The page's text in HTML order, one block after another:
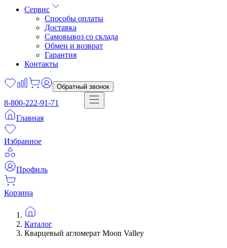
Сервис
Способы оплаты
Доставка
Самовывоз со склада
Обмен и возврат
Гарантия
Контакты
Обратный звонок
8-800-222-91-71
Главная
Избранное
Профиль
Корзина
Каталог
Кварцевый агломерат Moon Valley